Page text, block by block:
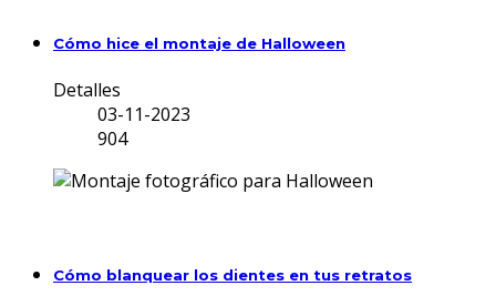
Cómo hice el montaje de Halloween
Detalles
03-11-2023
904
Cómo blanquear los dientes en tus retratos